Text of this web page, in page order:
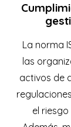
La norma
las
activos de
el